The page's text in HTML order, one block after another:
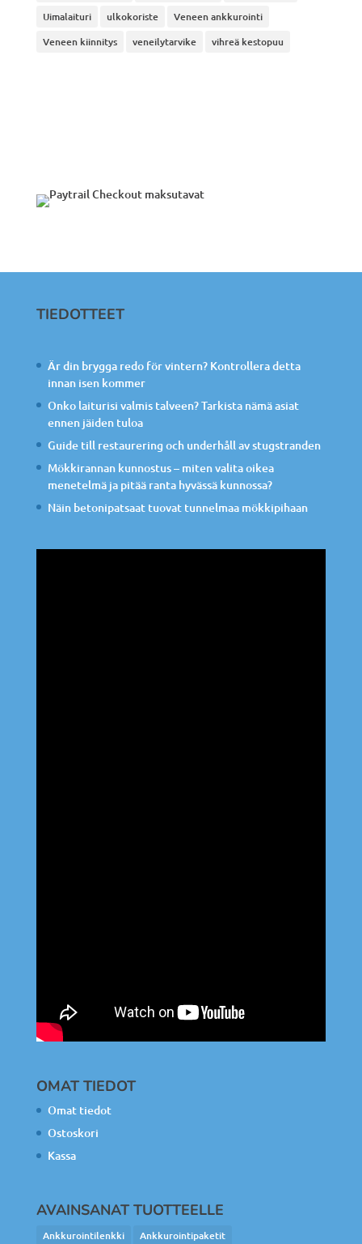
Uimalaituri ulkokoriste
Veneen ankkurointi
Veneen kiinnitys
veneilytarvike vihreä kestopuu
TIEDOTTEET
Är din brygga redo för vintern? Kontrollera detta
innan isen kommer
Onko laiturisi valmis talveen? Tarkista nämä asiat
ennen jäiden tuloa
Guide till restaurering och underhåll av stugstranden
Mökkirannan kunnostus – miten valita oikea
menetelmä ja pitää ranta hyvässä kunnossa?
Näin betonipatsaat tuovat tunnelmaa mökkipihaan
OMAT TIEDOT
Omat tiedot
Ostoskori
Kassa
AVAINSANAT TUOTTEELLE
Ankkurointilenkki
Ankkurointipaketit